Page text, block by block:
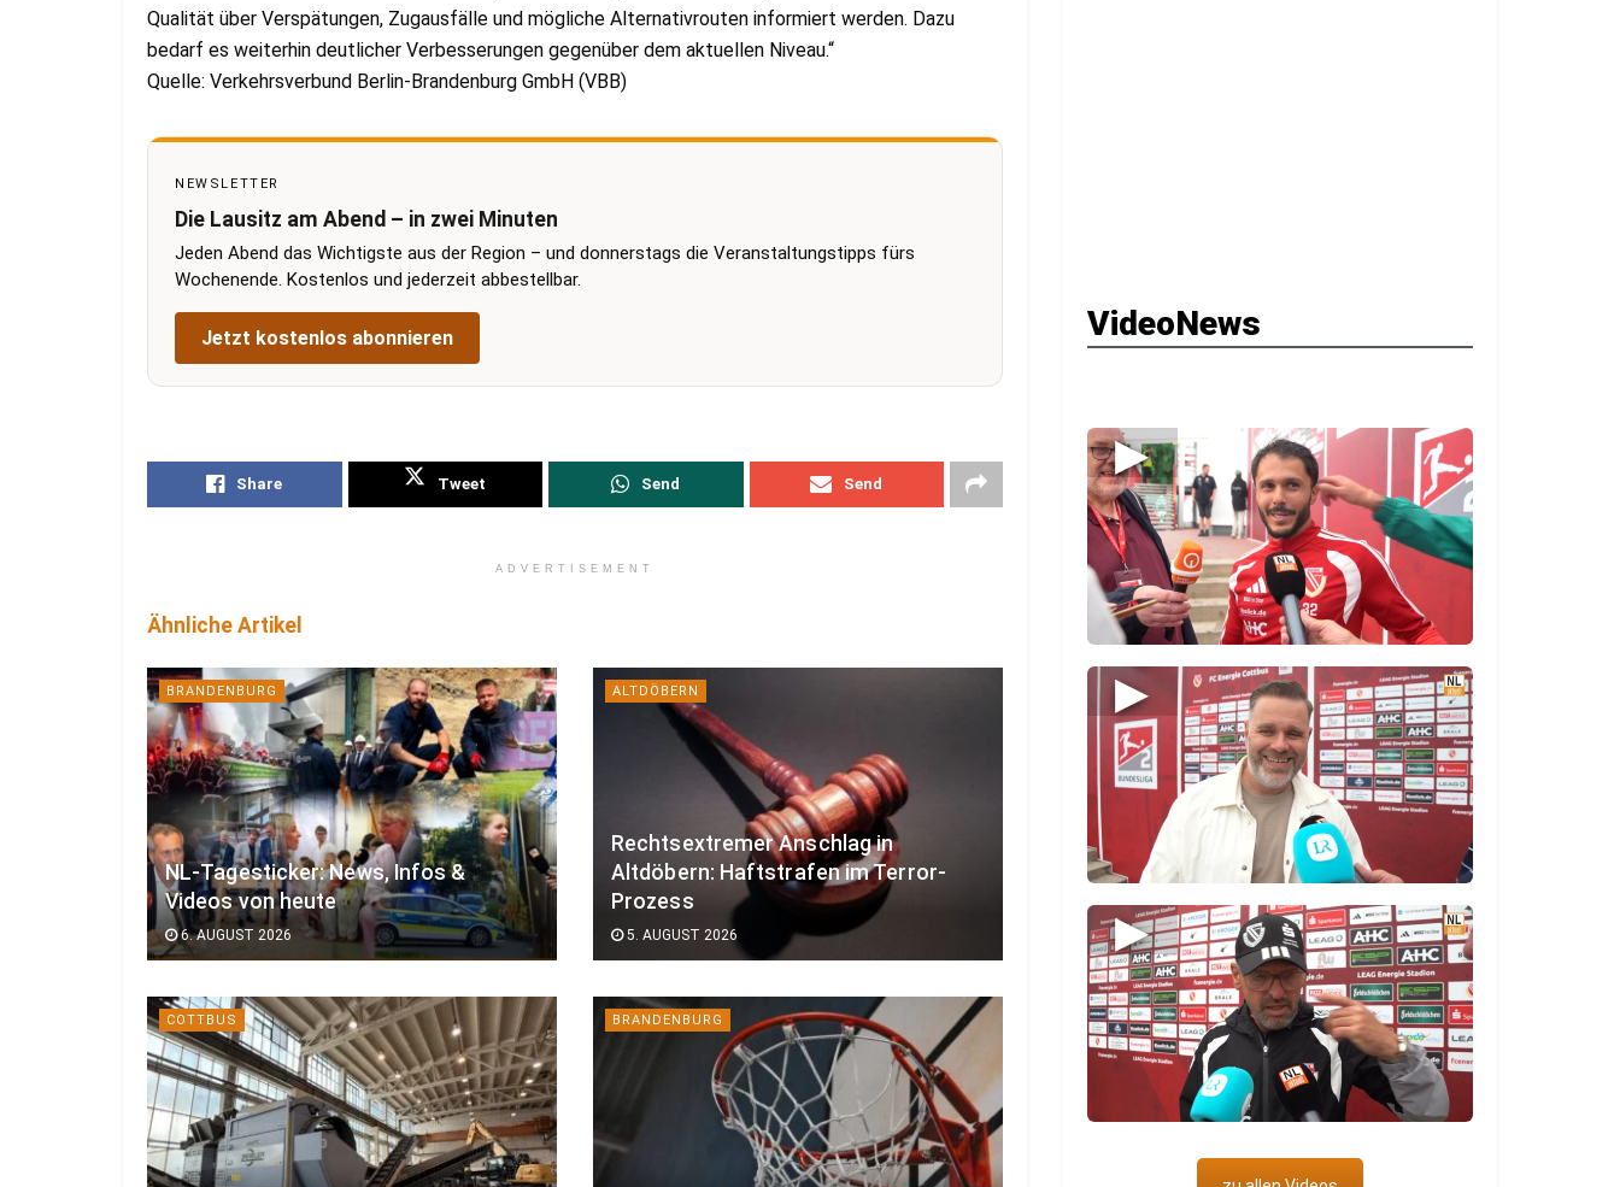
Qualität über Verspätungen, Zugausfälle und mögliche Alternativrouten informiert werden. Dazu
bedarf es weiterhin deutlicher Verbesserungen gegenüber dem aktuellen Niveau.“
Quelle: Verkehrsverbund Berlin-Brandenburg GmbH (VBB)
NEWSLETTER
Die Lausitz am Abend – in zwei Minuten
Jeden Abend das Wichtigste aus der Region – und donnerstags die Veranstaltungstipps fürs
Wochenende. Kostenlos und jederzeit abbestellbar.
Jetzt kostenlos abonnieren
Share Tweet Send Send
ADVERTISEMENT
Ähnliche Artikel
BRANDENBURG
NL-Tagesticker: News, Infos &
Videos von heute
6. AUGUST 2026
ALTDÖBERN
Rechtsextremer Anschlag in
Altdöbern: Haftstrafen im Terror-
Prozess
5. AUGUST 2026
COTTBUS BRANDENBURG
VideoNews
▶
▶
▶